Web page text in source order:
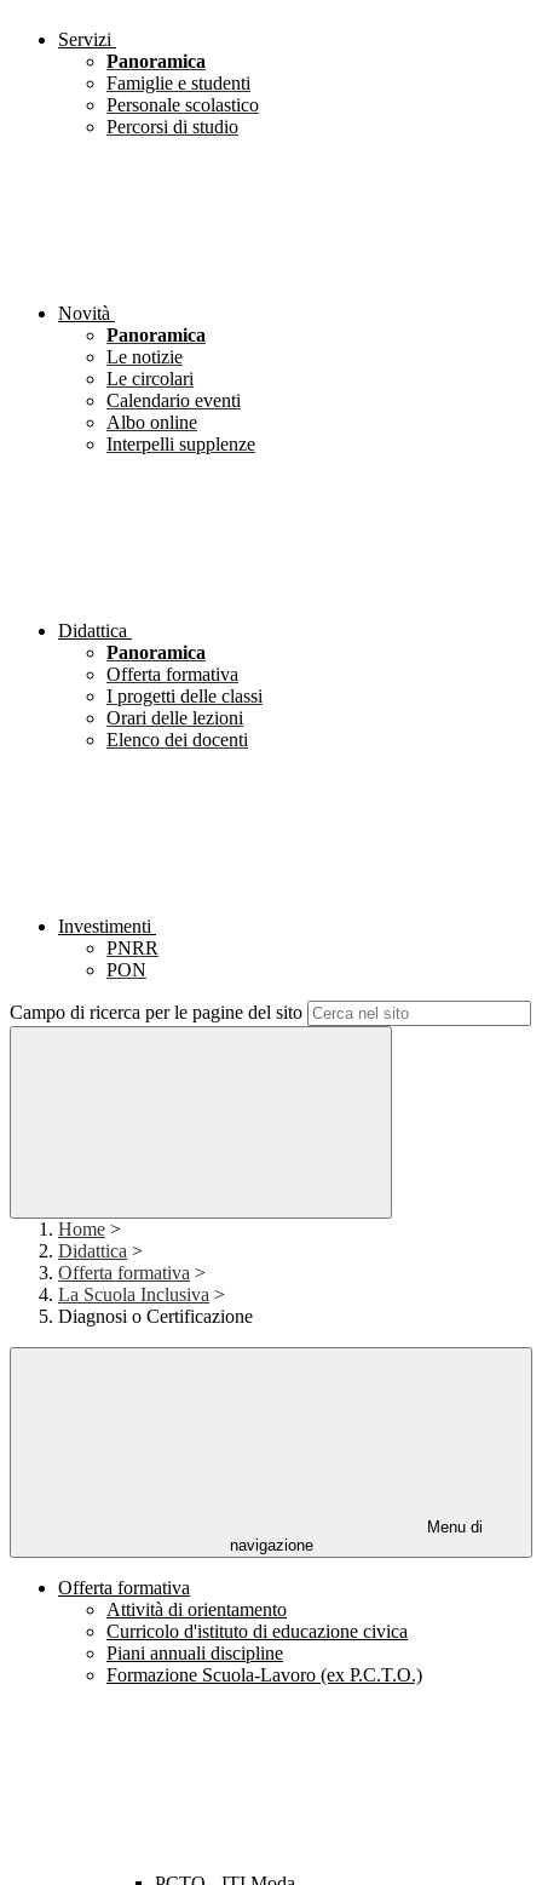
Servizi
Panoramica
Famiglie e studenti
Personale scolastico
Percorsi di studio
Novità
Panoramica
Le notizie
Le circolari
Calendario eventi
Albo online
Interpelli supplenze
Didattica
Panoramica
Offerta formativa
I progetti delle classi
Orari delle lezioni
Elenco dei docenti
Investimenti
PNRR
PON
Campo di ricerca per le pagine del sito
Home >
Didattica >
Offerta formativa >
La Scuola Inclusiva >
Diagnosi o Certificazione
Menu di
navigazione
Offerta formativa
Attività di orientamento
Curricolo d'istituto di educazione civica
Piani annuali discipline
Formazione Scuola-Lavoro (ex P.C.T.O.)